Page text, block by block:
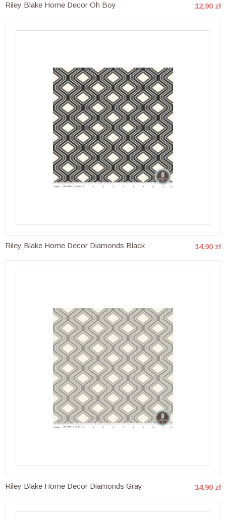
12,90 zł
Riley Blake Home Decor Oh Boy
14,90 zł
Riley Blake Home Decor Diamonds Black
14,90 zł
Riley Blake Home Decor Diamonds Gray